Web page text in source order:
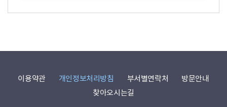
이용약관 개인정보처리방침 부서별연락처
방문안내
찾아오시는길